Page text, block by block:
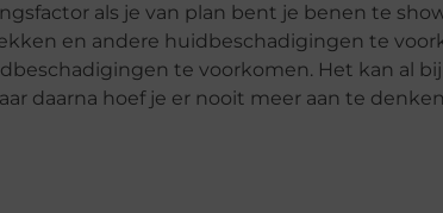
als je van plan bent je benen te
en andere huidbeschadigingen te
te voorkomen. Het kan al
daarna hoef je er nooit meer aan te